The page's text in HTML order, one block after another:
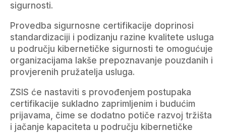
sigurnosti.
Provedba sigurnosne certifikacije doprinosi
standardizaciji i podizanju razine kvalitete usluga
u području kibernetičke sigurnosti te omogućuje
organizacijama lakše prepoznavanje pouzdanih i
provjerenih pružatelja usluga.
ZSIS će nastaviti s provođenjem postupaka
certifikacije sukladno zaprimljenim i budućim
prijavama, čime se dodatno potiče razvoj tržišta
i jačanje kapaciteta u području kibernetičke